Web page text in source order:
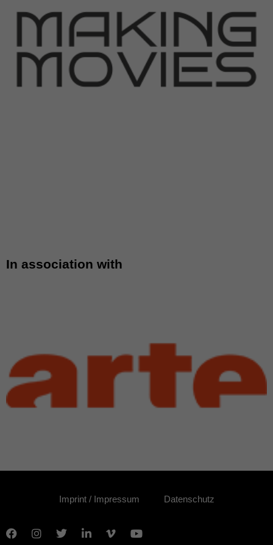
In association with
Imprint / Impressum Datenschutz